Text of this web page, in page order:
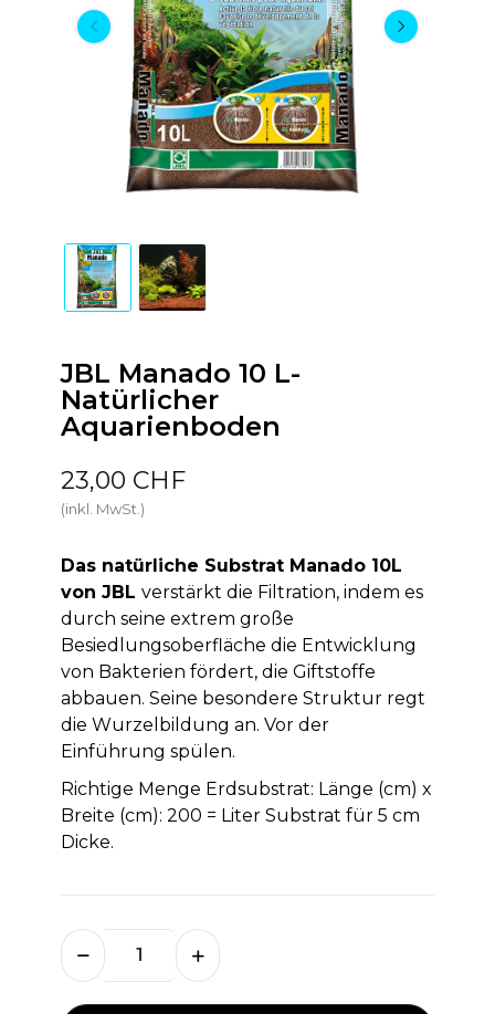
JBL Manado 10 L-
Natürlicher
Aquarienboden
23,00 CHF
(inkl. MwSt.)
Das natürliche Substrat Manado 10L
von JBL verstärkt die Filtration, indem es
durch seine extrem große
Besiedlungsoberfläche die Entwicklung
von Bakterien fördert, die Giftstoffe
abbauen. Seine besondere Struktur regt
die Wurzelbildung an. Vor der
Einführung spülen.
Richtige Menge Erdsubstrat: Länge (cm) x
Breite (cm): 200 = Liter Substrat für 5 cm
Dicke.